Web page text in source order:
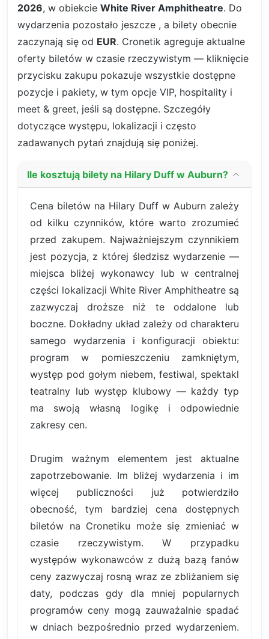
2026, w obiekcie White River Amphitheatre. Do
wydarzenia pozostało jeszcze , a bilety obecnie
zaczynają się od EUR. Cronetik agreguje aktualne
oferty biletów w czasie rzeczywistym — kliknięcie
przycisku zakupu pokazuje wszystkie dostępne
pozycje i pakiety, w tym opcje VIP, hospitality i
meet & greet, jeśli są dostępne. Szczegóły
dotyczące występu, lokalizacji i często
zadawanych pytań znajdują się poniżej.
Ile kosztują bilety na Hilary Duff w Auburn?
Cena biletów na Hilary Duff w Auburn zależy
od kilku czynników, które warto zrozumieć
przed zakupem. Najważniejszym czynnikiem
jest pozycja, z której śledzisz wydarzenie —
miejsca bliżej wykonawcy lub w centralnej
części lokalizacji White River Amphitheatre są
zazwyczaj droższe niż te oddalone lub
boczne. Dokładny układ zależy od charakteru
samego wydarzenia i konfiguracji obiektu:
program w pomieszczeniu zamkniętym,
występ pod gołym niebem, festiwal, spektakl
teatralny lub występ klubowy — każdy typ
ma swoją własną logikę i odpowiednie
zakresy cen.
Drugim ważnym elementem jest aktualne
zapotrzebowanie. Im bliżej wydarzenia i im
więcej publiczności już potwierdziło
obecność, tym bardziej cena dostępnych
biletów na Cronetiku może się zmieniać w
czasie rzeczywistym. W przypadku
występów wykonawców z dużą bazą fanów
ceny zazwyczaj rosną wraz ze zbliżaniem się
daty, podczas gdy dla mniej popularnych
programów ceny mogą zauważalnie spadać
w dniach bezpośrednio przed wydarzeniem.